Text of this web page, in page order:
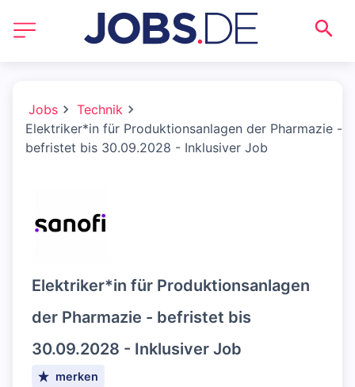
Jobs
Technik
Elektriker*in für Produktionsanlagen der Pharmazie -
befristet bis 30.09.2028 - Inklusiver Job
Elektriker*in für Produktionsanlagen
der Pharmazie - befristet bis
30.09.2028 - Inklusiver Job
merken